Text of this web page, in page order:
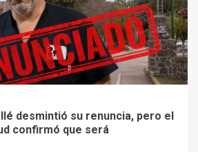
desmintió su renuncia, pero el
confirmó que será